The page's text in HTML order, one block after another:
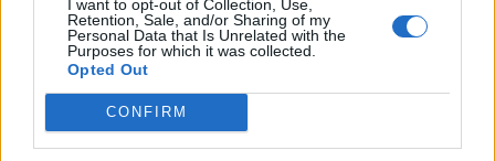
I want to opt-out of Collection, Use,
Retention, Sale, and/or Sharing of my
Personal Data that Is Unrelated with the
Purposes for which it was collected.
Opted Out
CONFIRM